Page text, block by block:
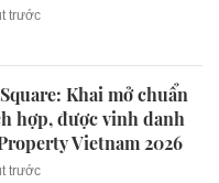
trước
Khai mở chuẩn
hợp, được vinh danh
Vietnam 2026
trước